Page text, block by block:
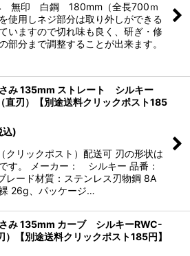
無印 白鋼 180mm（全長700ｍ
使用しネジ部分は取り外しができる
いますので切れ味も良く、研ぎ・修
部分まで調整することが出来ます。
み 135mm ストレート シルキー
直刃）【別途送料クリックポスト185
込)
クリックポスト）配送可 刃の形状は
す。 メーカー： シルキー 品番：
レード材質：ステンレス刃物鋼 8A
26g、パッケージ…
み 135mm カーブ シルキーRWC-
【別途送料クリックポスト185円】